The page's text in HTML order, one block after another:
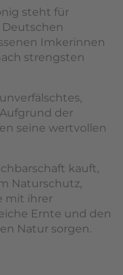
steht für
Deutschen
Imkerinnen
strengsten
der
seine wertvollen
kauft,
Naturschutz,
mit ihrer
Ernte und den
Natur sorgen.